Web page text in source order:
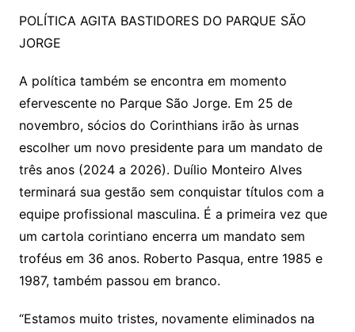
POLÍTICA AGITA BASTIDORES DO PARQUE SÃO
JORGE
A política também se encontra em momento
efervescente no Parque São Jorge. Em 25 de
novembro, sócios do Corinthians irão às urnas
escolher um novo presidente para um mandato de
três anos (2024 a 2026). Duílio Monteiro Alves
terminará sua gestão sem conquistar títulos com a
equipe profissional masculina. É a primeira vez que
um cartola corintiano encerra um mandato sem
troféus em 36 anos. Roberto Pasqua, entre 1985 e
1987, também passou em branco.
“Estamos muito tristes, novamente eliminados na